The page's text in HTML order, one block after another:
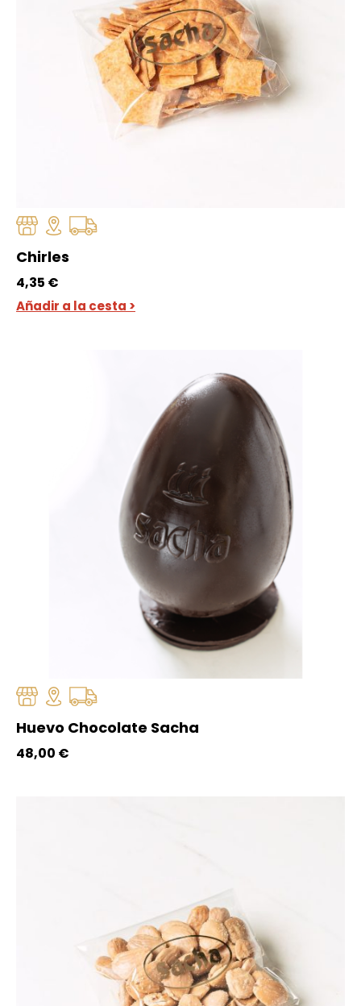
Chirles
4,35 €
Añadir a la cesta >
Huevo Chocolate Sacha
48,00 €